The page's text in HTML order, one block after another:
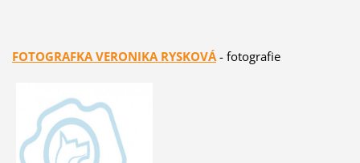
FOTOGRAFKA VERONIKA RYSKOVÁ- fotografie